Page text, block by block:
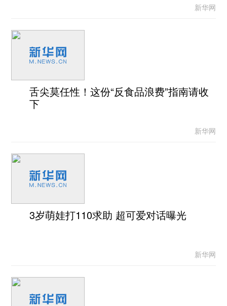
新华网
舌尖莫任性！这份“反食品浪费”指南请收
下
新华网
3岁萌娃打110求助 超可爱对话曝光
新华网